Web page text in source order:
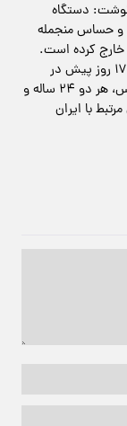
نوشت: دستگاه
و حساس منجمله
خارج کرده است.
سازمان امنیت داخلی (شین بت) و پلیس اسرائیل ۱۷ روز پیش در
بیانیه ای فاش کردند که روی مزراحی و الموگ آتیاس، هر دو ۲۴ ساله و
با ایران